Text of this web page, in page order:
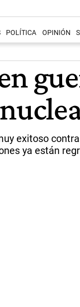
POLÍTICA OPINIÓN
exitoso
ya están